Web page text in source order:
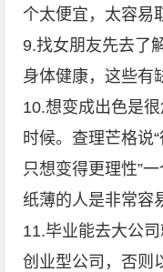
个太便宜，太容易
9.找女朋友先去了
身体健康，这些有
10.想变成出色是
时候。查理芒格说
只想变得更理性”
纸薄的人是非常容
11.毕业能去大公
创业型公司，否则